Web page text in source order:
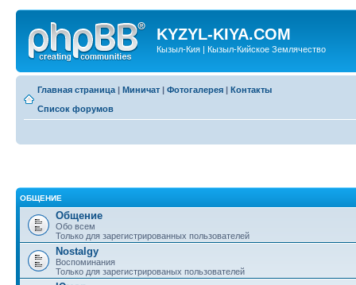
KYZYL-KIYA.COM
Кызыл-Кия | Кызыл-Кийское Землячество
Главная страница | Миничат | Фотогалерея | Контакты
Список форумов
ОБЩЕНИЕ
Общение
Обо всем
Только для зарегистрированных пользователей
Nostalgy
Воспоминания
Только для зарегистрированых пользователей